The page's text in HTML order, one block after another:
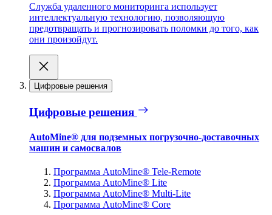
Служба удаленного мониторинга использует
интеллектуальную технологию, позволяющую
предотвращать и прогнозировать поломки до того, как
они произойдут.
Цифровые решения
Цифровые решения
AutoMine® для подземных погрузочно-доставочных
машин и самосвалов
Программа AutoMine® Tele-Remote
Программа AutoMine® Lite
Программа AutoMine® Multi-Lite
Программа AutoMine® Core